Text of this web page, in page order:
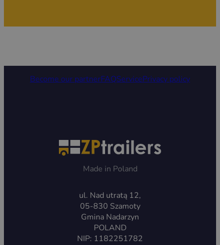
Become our partnerFAQServicePrivacy policy
Made in Poland
ul. Nad utratą 12,
05-830 Szamoty
Gmina Nadarzyn
POLAND
NIP: 1182251782